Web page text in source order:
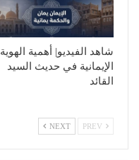
شاهد الفيديو| أهمية الهوية
الإيمانية في حديث السيد
القائد
NEXT